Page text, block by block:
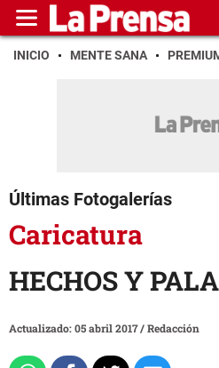
INICIO MENTE SANA
Últimas Fotogalerías
Caricatura
HECHOS Y
Actualizado: 05 abril 2017/Redacción